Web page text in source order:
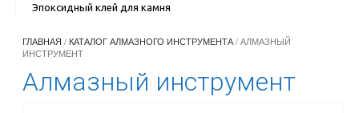
Эпоксидный клей для камня
ГЛАВНАЯ / КАТАЛОГ АЛМАЗНОГО ИНСТРУМЕНТА/ АЛМАЗНЫЙ
ИНСТРУМЕНТ
Алмазный инструмент